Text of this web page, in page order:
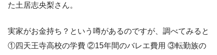
た土居志央梨さん。
実家がお金持ち？という噂があるのですが、調べてみると
①四天王寺高校の学費 ②15年間のバレエ費用 ③転勤族の